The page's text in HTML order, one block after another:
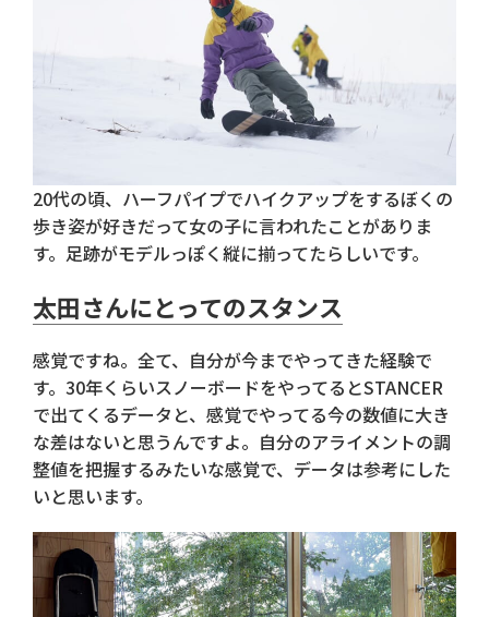
20代の頃、ハーフパイプでハイクアップをするぼくの
歩き姿が好きだって女の子に言われたことがありま
す。足跡がモデルっぽく縦に揃ってたらしいです。
太田さんにとってのスタンス
感覚ですね。全て、自分が今までやってきた経験で
す。30年くらいスノーボードをやってるとSTANCER
で出てくるデータと、感覚でやってる今の数値に大き
な差はないと思うんですよ。自分のアライメントの調
整値を把握するみたいな感覚で、データは参考にした
いと思います。